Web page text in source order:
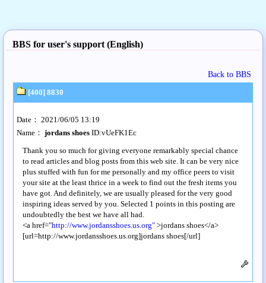
BBS for user's support (English)
Back to BBS
[400] 8830
Date： 2021/06/05 13:19
Name： jordans shoes ID:vUeFK1Ec
Thank you so much for giving everyone remarkably special chance
to read articles and blog posts from this web site. It can be very nice
plus stuffed with fun for me personally and my office peers to visit
your site at the least thrice in a week to find out the fresh items you
have got. And definitely, we are usually pleased for the very good
inspiring ideas served by you. Selected 1 points in this posting are
undoubtedly the best we have all had.
<a href="http://www.jordansshoes.us.org" >jordans shoes</a>
[url=http://www.jordansshoes.us.org]jordans shoes[/url]